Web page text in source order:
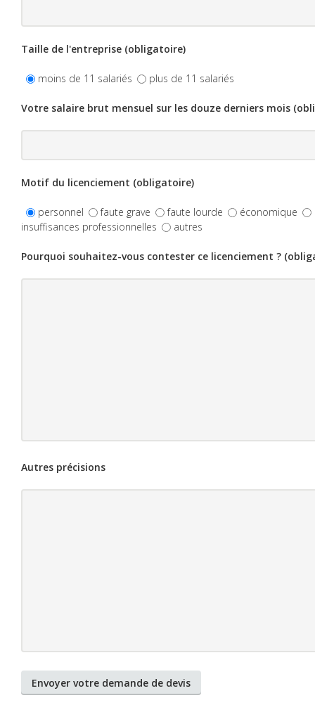
Taille de l'entreprise (obligatoire)
moins de 11 salariés plus de 11 salariés
Votre salaire brut mensuel sur les douze derniers mois
Motif du licenciement (obligatoire)
personnel faute grave faute lourde
économique
insuffisances professionnelles
autres
Pourquoi souhaitez-vous contester ce licenciement ?
Autres précisions